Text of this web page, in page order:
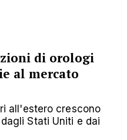
di orologi
al mercato
all'estero crescono
Stati Uniti e dai